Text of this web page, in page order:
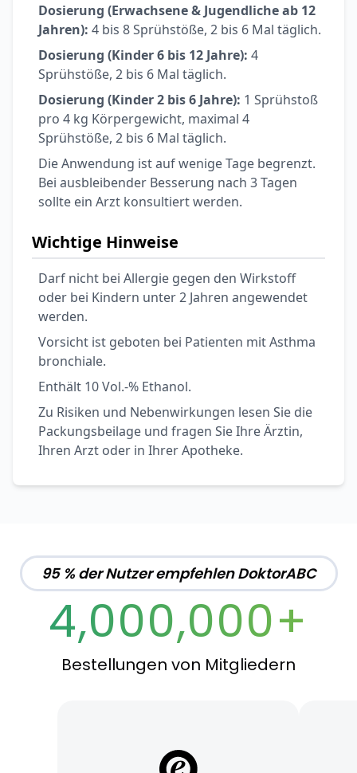
Dosierung (Erwachsene & Jugendliche ab 12
Jahren): 4 bis 8 Sprühstöße, 2 bis 6 Mal täglich.
Dosierung (Kinder 6 bis 12 Jahre): 4
Sprühstöße, 2 bis 6 Mal täglich.
Dosierung (Kinder 2 bis 6 Jahre): 1 Sprühstoß
pro 4 kg Körpergewicht, maximal 4
Sprühstöße, 2 bis 6 Mal täglich.
Die Anwendung ist auf wenige Tage begrenzt.
Bei ausbleibender Besserung nach 3 Tagen
sollte ein Arzt konsultiert werden.
Wichtige Hinweise
Darf nicht bei Allergie gegen den Wirkstoff
oder bei Kindern unter 2 Jahren angewendet
werden.
Vorsicht ist geboten bei Patienten mit Asthma
bronchiale.
Enthält 10 Vol.-% Ethanol.
Zu Risiken und Nebenwirkungen lesen Sie die
Packungsbeilage und fragen Sie Ihre Ärztin,
Ihren Arzt oder in Ihrer Apotheke.
95 % der Nutzer empfehlen DoktorABC
4,000,000+
Bestellungen von Mitgliedern